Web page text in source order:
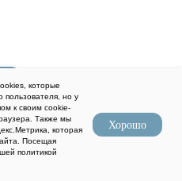
которые
пользователя, но у
к своим cookie-
Также мы
которая
Посещая
политикой
Хорошо